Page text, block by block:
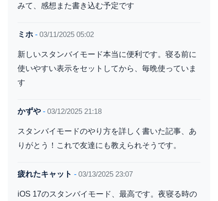
みて、感想また書き込む予定です
ミホ - 03/11/2025 05:02
新しいスタンバイモード本当に便利です。寝る前に
使いやすい表示をセットしてから、毎晩使っていま
す
かずや - 03/12/2025 21:18
スタンバイモードのやり方を詳しく書いた記事、あ
りがとう！これで友達にも教えられそうです。
疲れたキャット - 03/13/2025 23:07
iOS 17のスタンバイモード、最高です。夜寝る時の